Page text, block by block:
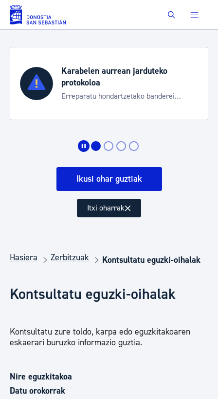
Eduki nagusira joan Buscar
Karabelen aurrean jarduteko
protokoloa
Erreparatu hondartzetako banderei
Ikusi ohar guztiak
Itxi oharrak
Hasiera Zerbitzuak Kontsultatu eguzki-oihalak
Kontsultatu eguzki-oihalak
Kontsultatu zure toldo, karpa edo eguzkitakoaren
eskaerari buruzko informazio guztia.
Nire eguzkitakoa
Datu orokorrak